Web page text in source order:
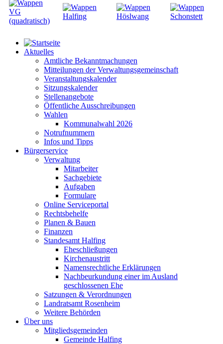
Aktuelles
Amtliche Bekanntmachungen
Mitteilungen der Verwaltungsgemeinschaft
Veranstaltungskalender
Sitzungskalender
Stellenangebote
Öffentliche Ausschreibungen
Wahlen
Kommunalwahl 2026
Notrufnummern
Infos und Tipps
Bürgerservice
Verwaltung
Mitarbeiter
Sachgebiete
Aufgaben
Formulare
Online Serviceportal
Rechtsbehelfe
Planen & Bauen
Finanzen
Standesamt Halfing
Eheschließungen
Kirchenaustritt
Namensrechtliche Erklärungen
Nachbeurkundung einer im Ausland
geschlossenen Ehe
Satzungen & Verordnungen
Landratsamt Rosenheim
Weitere Behörden
Über uns
Mitgliedsgemeinden
Gemeinde Halfing